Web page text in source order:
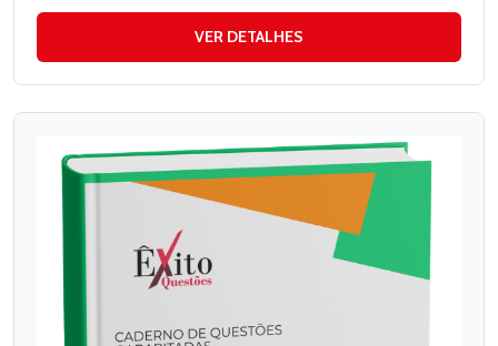
VER DETALHES